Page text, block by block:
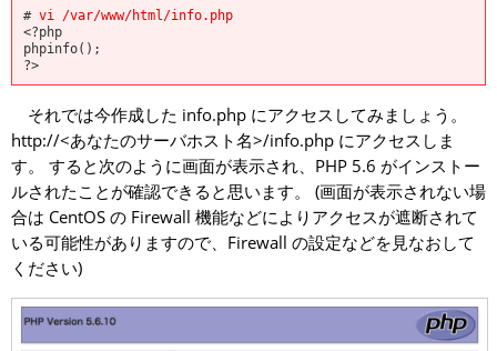
# vi /var/www/html/info.php
<?php
phpinfo();
それでは今作成した info.php にアクセスしてみましょう。
http://<あなたのサーバホスト名>/info.php にアクセスしま
す。 すると次のように画面が表示され、PHP 5.6 がインストー
ルされたことが確認できると思います。 (画面が表示されない場
合は CentOS の Firewall 機能などによりアクセスが遮断されて
いる可能性がありますので、Firewall の設定などを見なおして
ください)